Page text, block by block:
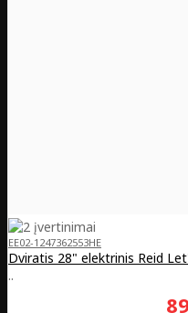
EE02-1247362553HE
Dviratis 28" elektrinis Reid
..